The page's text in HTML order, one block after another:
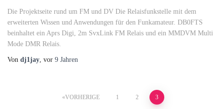
Die Projektseite rund um FM und DV Die Relaisfunkstelle mit dem
erweiterten Wissen und Anwendungen für den Funkamateur. DB0FTS
beinhaltet ein Aprs Digi, 2m SvxLink FM Relais und ein MMDVM Multi
Mode DMR Relais.
Von dj1jay, vor 9 Jahren
Seitennummerierung
VORHERIGE 1 2 3